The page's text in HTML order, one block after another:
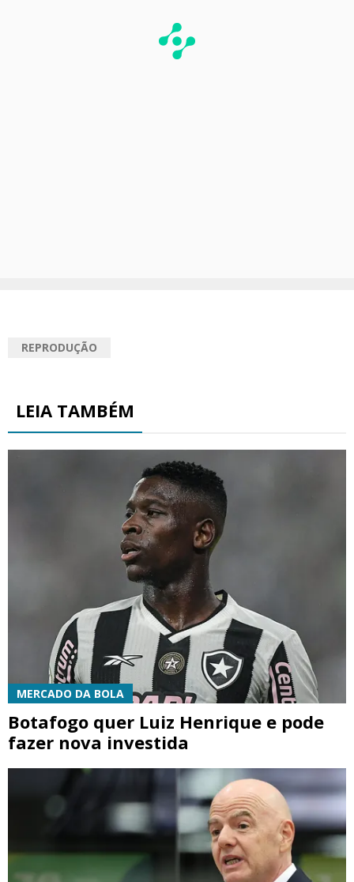
REPRODUÇÃO
LEIA TAMBÉM
MERCADO DA BOLA
Botafogo quer Luiz Henrique e pode
fazer nova investida